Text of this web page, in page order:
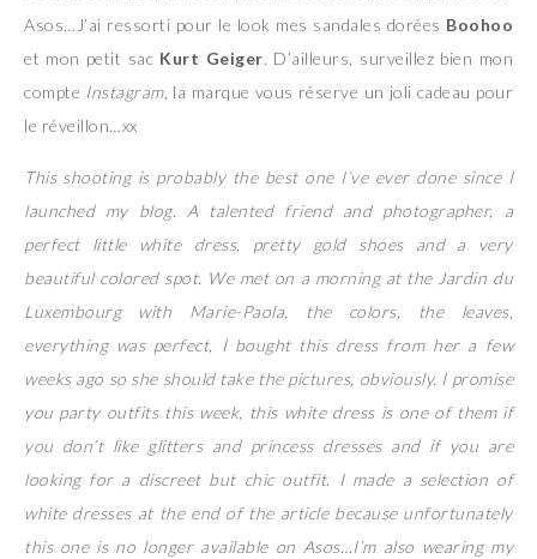
Asos…J’ai ressorti pour le look mes sandales dorées Boohoo
et mon petit sac Kurt Geiger. D’ailleurs, surveillez bien mon
compte Instagram, la marque vous réserve un joli cadeau pour
le réveillon…xx
This shooting is probably the best one I’ve ever done since I
launched my blog. A talented friend and photographer, a
perfect little white dress, pretty gold shoes and a very
beautiful colored spot. We met on a morning at the Jardin du
Luxembourg with Marie-Paola, the colors, the leaves,
everything was perfect, I bought this dress from her a few
weeks ago so she should take the pictures, obviously. I promise
you party outfits this week, this white dress is one of them if
you don’t like glitters and princess dresses and if you are
looking for a discreet but chic outfit. I made a selection of
white dresses at the end of the article because unfortunately
this one is no longer available on Asos…I’m also wearing my